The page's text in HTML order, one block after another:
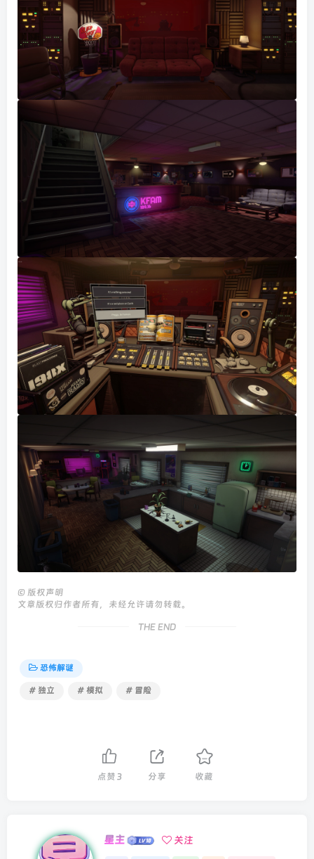
© 版权声明
文章版权归作者所有，未经允许请勿转载。
THE END
恐怖解谜
# 独立 # 模拟 # 冒险
点赞 3 分享 收藏
星主 关注